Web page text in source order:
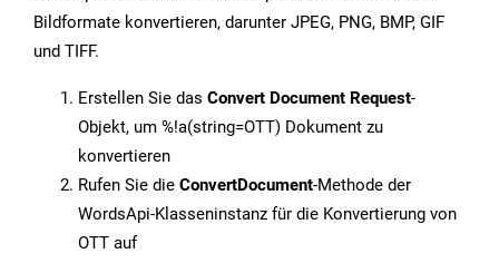
Bildformate konvertieren, darunter JPEG, PNG, BMP, GIF
und TIFF.
Erstellen Sie das Convert Document Request-
Objekt, um %!a(string=OTT) Dokument zu
konvertieren
Rufen Sie die ConvertDocument-Methode der
WordsApi-Klasseninstanz für die Konvertierung von
OTT auf